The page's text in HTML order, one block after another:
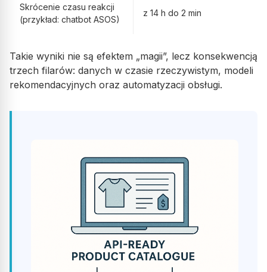
Skrócenie czasu reakcji
(przykład: chatbot ASOS)
z 14 h do 2 min
Takie wyniki nie są efektem „magii”, lecz konsekwencją
trzech filarów: danych w czasie rzeczywistym, modeli
rekomendacyjnych oraz automatyzacji obsługi.